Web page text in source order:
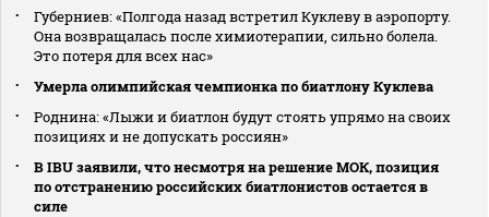
Губерниев: «Полгода назад встретил Куклеву в аэропорту.
Она возвращалась после химиотерапии, сильно болела.
Это потеря для всех нас»
Умерла олимпийская чемпионка по биатлону Куклева
Роднина: «Лыжи и биатлон будут стоять упрямо на своих
позициях и не допускать россиян»
В IBU заявили, что несмотря на решение МОК, позиция
по отстранению российских биатлонистов остается в
силе